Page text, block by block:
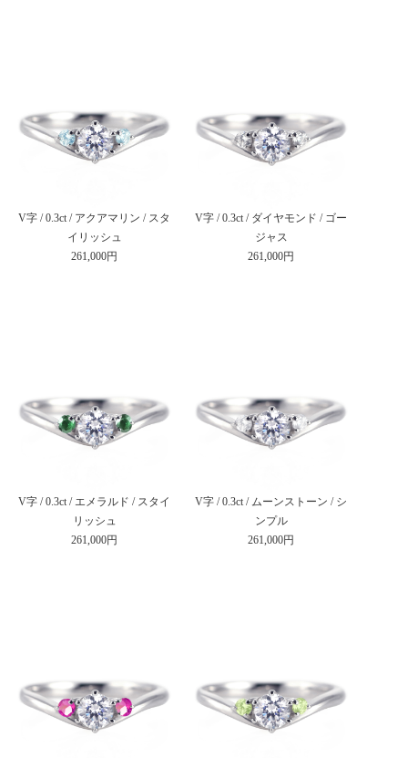
V字 / 0.3ct / アクアマリン / スタ
イリッシュ
261,000円
V字 / 0.3ct / ダイヤモンド / ゴー
ジャス
261,000円
V字 / 0.3ct / エメラルド / スタイ
リッシュ
261,000円
V字 / 0.3ct / ムーンストーン / シ
ンプル
261,000円